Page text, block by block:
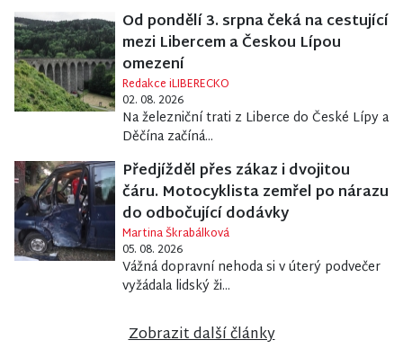
Od pondělí 3. srpna čeká na cestující
mezi Libercem a Českou Lípou
omezení
Redakce iLIBERECKO
02. 08. 2026
Na železniční trati z Liberce do České Lípy a
Děčína začíná...
Předjížděl přes zákaz i dvojitou
čáru. Motocyklista zemřel po nárazu
do odbočující dodávky
Martina Škrabálková
05. 08. 2026
Vážná dopravní nehoda si v úterý podvečer
vyžádala lidský ži...
Zobrazit další články